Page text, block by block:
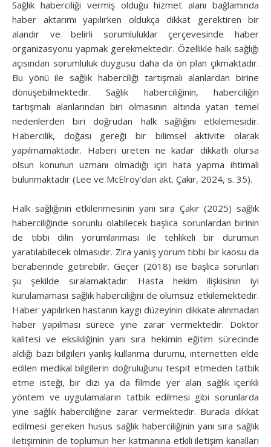
Sağlık haberciliği vermiş olduğu hizmet alanı bağlamında
haber aktarımı yapılırken oldukça dikkat gerektiren bir
alandır ve belirli sorumluluklar çerçevesinde haber
organizasyonu yapmak gerekmektedir. Özellikle halk sağlığı
açısından sorumluluk duygusu daha da ön plan çıkmaktadır.
Bu yönü ile sağlık haberciliği tartışmalı alanlardan birine
dönüşebilmektedir. Sağlık haberciliğinin, haberciliğin
tartışmalı alanlarından biri olmasının altında yatan temel
nedenlerden biri doğrudan halk sağlığını etkilemesidir.
Habercilik, doğası gereği bir bilimsel aktivite olarak
yapılmamaktadır. Haberi üreten ne kadar dikkatli olursa
olsun konunun uzmanı olmadığı için hata yapma ihtimali
bulunmaktadır (Lee ve McElroy’dan akt. Çakır, 2024, s. 35).
Halk sağlığının etkilenmesinin yanı sıra Çakır (2025) sağlık
haberciliğinde sorunlu olabilecek başlıca sorunlardan birinin
de tıbbi dilin yorumlanması ile tehlikeli bir durumun
yaratılabilecek olmasıdır. Zira yanlış yorum tıbbi bir kaosu da
beraberinde getirebilir. Geçer (2018) ise başlıca sorunları
şu şekilde sıralamaktadır: Hasta hekim ilişkisinin iyi
kurulamaması sağlık haberciliğini de olumsuz etkilemektedir.
Haber yapılırken hastanın kaygı düzeyinin dikkate alınmadan
haber yapılması sürece yine zarar vermektedir. Doktor
kalitesi ve eksikliğinin yanı sıra hekimin eğitim sürecinde
aldığı bazı bilgileri yanlış kullanma durumu, internetten elde
edilen medikal bilgilerin doğruluğunu tespit etmeden tatbik
etme isteği, bir dizi ya da filmde yer alan sağlık içerikli
yöntem ve uygulamaların tatbik edilmesi gibi sorunlarda
yine sağlık haberciliğine zarar vermektedir. Burada dikkat
edilmesi gereken husus sağlık haberciliğinin yanı sıra sağlık
iletişiminin de toplumun her katmanına etkili iletişim kanalları